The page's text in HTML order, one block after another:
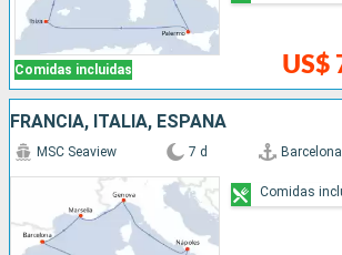
Comidas incluidas US$
FRANCIA, ITALIA, ESPAÑA
MSC Seaview 7 d Barcelona
Comidas